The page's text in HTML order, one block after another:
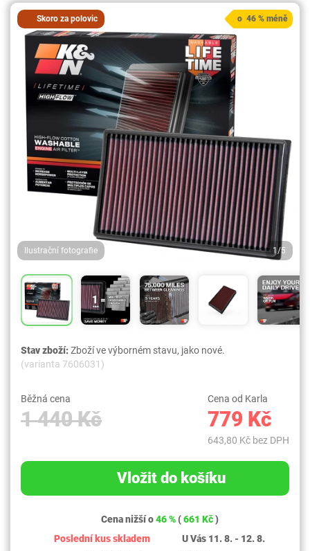
Skoro za polovic
Ilustrační fotografie 1/5
o 46 % méně
Stav zboží:Zboží ve výborném stavu, jako nové.
(varianta 7606031)
Běžná cena
1 440 Kč
Cena od Karla
779 Kč
643,80 Kč bez DPH
Vložit do košíku
Cena nižší o46 %(661 Kč)
Poslední kus skladem
U Vás 11. 8. - 12. 8.